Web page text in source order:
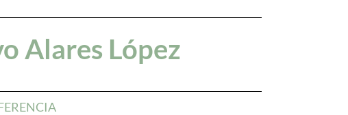
Alares López